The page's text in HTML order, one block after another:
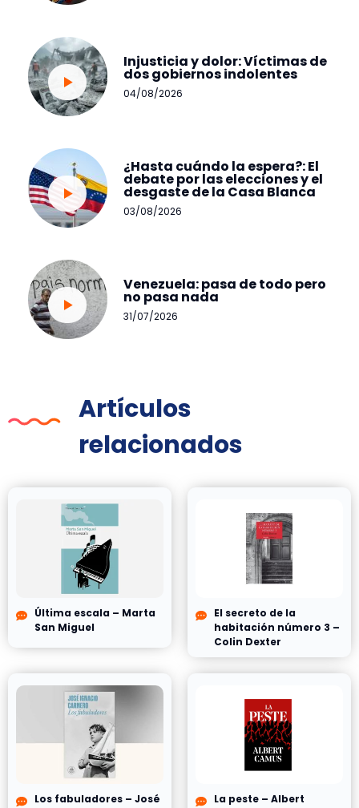
Injusticia y dolor: Víctimas de
dos gobiernos indolentes
04/08/2026
¿Hasta cuándo la espera?: El
debate por las elecciones y el
desgaste de la Casa Blanca
03/08/2026
Venezuela: pasa de todo pero
no pasa nada
31/07/2026
Artículos
relacionados
Última escala – Marta
San Miguel
El secreto de la
habitación número 3 –
Colin Dexter
Los fabuladores – José
La peste – Albert